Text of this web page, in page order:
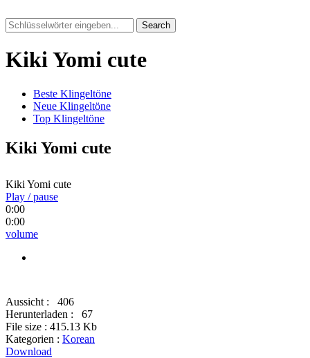
Search
Kiki Yomi cute
Beste Klingeltöne
Neue Klingeltöne
Top Klingeltöne
Kiki Yomi cute
Kiki Yomi cute
Play / pause
0:00
0:00
volume
Aussicht :
406
Herunterladen :
67
File size : 415.13 Kb
Kategorien : Korean
Download